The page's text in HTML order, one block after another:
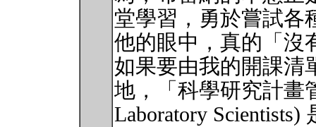
堂學習，勇於嘗試各
他的眼中，真的「沒
如果要由我的開課清
地，「科學研究計畫
Laboratory Scientists)